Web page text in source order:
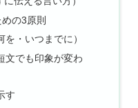
の3原則
・いつまでに）
文でも印象が変わ
す